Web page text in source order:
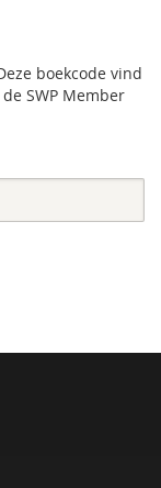
boekcode vind
SWP Member